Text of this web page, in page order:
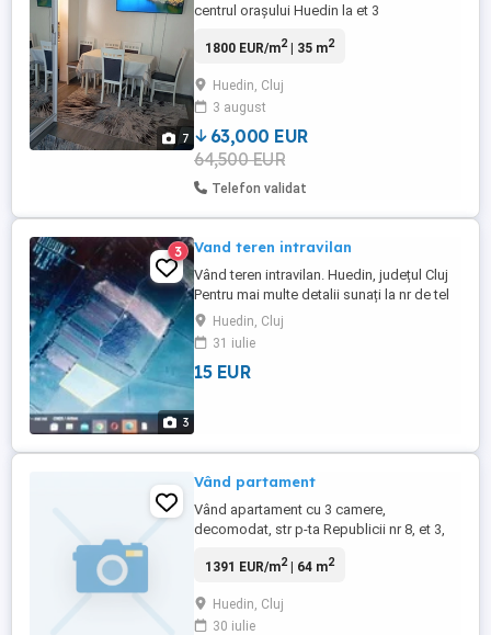
7
centrul orașului Huedin la et 3
pe gaz , instalație electrică recent
materiale de buna calitate . pt mai multe
relații la tel
1800 EUR/m2| 35 m2
Huedin, Cluj
3 august
63,000 EUR
64,500 EUR
Telefon validat
3
3 Vand teren intravilan
Vând teren intravilan. Huedin, județul Cluj
Pentru mai multe detalii sunați la nr de tel
Huedin, Cluj
31 iulie
15 EUR
Vând partament
Vând apartament cu 3 camere,
decomodat, str p-ta Republicii nr 8, et 3,
Telefon
1391 EUR/m2| 64 m2
Huedin, Cluj
30 iulie